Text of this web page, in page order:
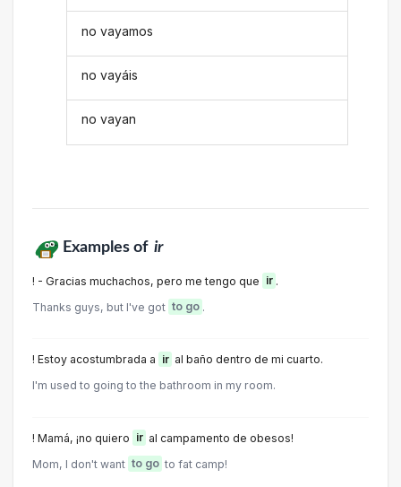
no vayamos
no vayáis
no vayan
Examples of ir
! - Gracias muchachos, pero me tengo que ir .
Thanks guys, but I've got to go .
! Estoy acostumbrada a ir al baño dentro de mi cuarto.
I'm used to going to the bathroom in my room.
! Mamá, ¡no quiero ir al campamento de obesos!
Mom, I don't want to go to fat camp!